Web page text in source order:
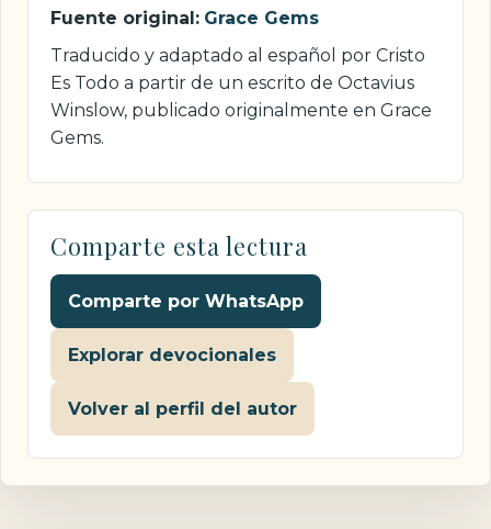
Fuente original: Grace Gems
Traducido y adaptado al español por Cristo
Es Todo a partir de un escrito de Octavius
Winslow, publicado originalmente en Grace
Gems.
Comparte esta lectura
Comparte por WhatsApp
Explorar devocionales
Volver al perfil del autor